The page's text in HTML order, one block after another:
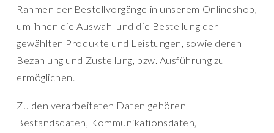
Rahmen der Bestellvorgänge in unserem Onlineshop,
um ihnen die Auswahl und die Bestellung der
gewählten Produkte und Leistungen, sowie deren
Bezahlung und Zustellung, bzw. Ausführung zu
ermöglichen.
Zu den verarbeiteten Daten gehören
Bestandsdaten, Kommunikationsdaten,